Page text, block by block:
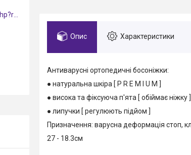
Опис Характеристики
Антиварусні ортопедичні босоніжки:
● натуральна шкіра [ P R E M I U M ]
● висока та фіксуюча п'ята [ обіймає ніжку ]
● липучки [ регулюють підйом ]
Призначення: варусна деформація стоп,
27 - 18.3см